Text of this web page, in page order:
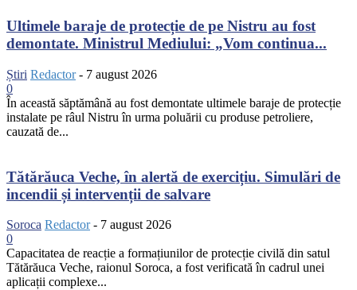
Ultimele baraje de protecție de pe Nistru au fost
demontate. Ministrul Mediului: „Vom continua...
Știri Redactor - 7 august 2026
0
În această săptămână au fost demontate ultimele baraje de protecție
instalate pe râul Nistru în urma poluării cu produse petroliere,
cauzată de...
Tătărăuca Veche, în alertă de exercițiu. Simulări de
incendii și intervenții de salvare
Soroca Redactor - 7 august 2026
0
Capacitatea de reacție a formațiunilor de protecție civilă din satul
Tătărăuca Veche, raionul Soroca, a fost verificată în cadrul unei
aplicații complexe...